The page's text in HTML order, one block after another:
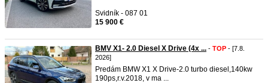
Svidník - 087 01
15 900 €
BMV X1- 2.0 Diesel X Drive (4x ... - TOP - [7.8.
2026]
Predám BMW X1 X Drive-2.0 turbo diesel,140kw
190ps,r.v.2018, v ma ...